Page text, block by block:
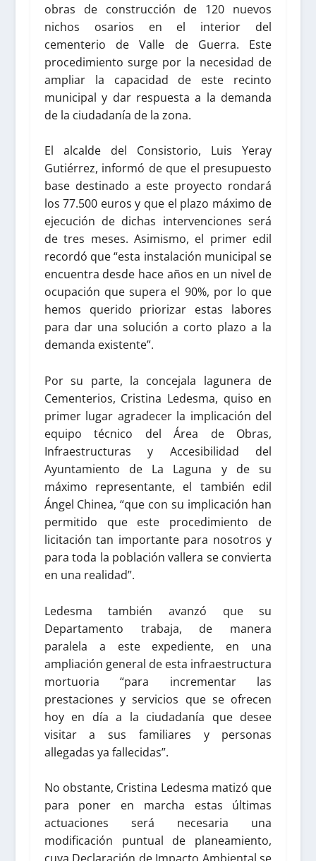
obras de construcción de 120 nuevos
nichos osarios en el interior del
cementerio de Valle de Guerra. Este
procedimiento surge por la necesidad de
ampliar la capacidad de este recinto
municipal y dar respuesta a la demanda
de la ciudadanía de la zona.
El alcalde del Consistorio, Luis Yeray
Gutiérrez, informó de que el presupuesto
base destinado a este proyecto rondará
los 77.500 euros y que el plazo máximo de
ejecución de dichas intervenciones será
de tres meses. Asimismo, el primer edil
recordó que “esta instalación municipal se
encuentra desde hace años en un nivel de
ocupación que supera el 90%, por lo que
hemos querido priorizar estas labores
para dar una solución a corto plazo a la
demanda existente”.
Por su parte, la concejala lagunera de
Cementerios, Cristina Ledesma, quiso en
primer lugar agradecer la implicación del
equipo técnico del Área de Obras,
Infraestructuras y Accesibilidad del
Ayuntamiento de La Laguna y de su
máximo representante, el también edil
Ángel Chinea, “que con su implicación han
permitido que este procedimiento de
licitación tan importante para nosotros y
para toda la población vallera se convierta
en una realidad”.
Ledesma también avanzó que su
Departamento trabaja, de manera
paralela a este expediente, en una
ampliación general de esta infraestructura
mortuoria “para incrementar las
prestaciones y servicios que se ofrecen
hoy en día a la ciudadanía que desee
visitar a sus familiares y personas
allegadas ya fallecidas”.
No obstante, Cristina Ledesma matizó que
para poner en marcha estas últimas
actuaciones será necesaria una
modificación puntual de planeamiento,